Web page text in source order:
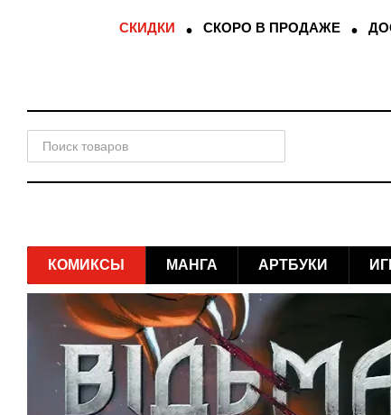
СКИДКИ СКОРО В ПРОДАЖЕ
КОМИКСЫ МАНГА АРТБУКИ